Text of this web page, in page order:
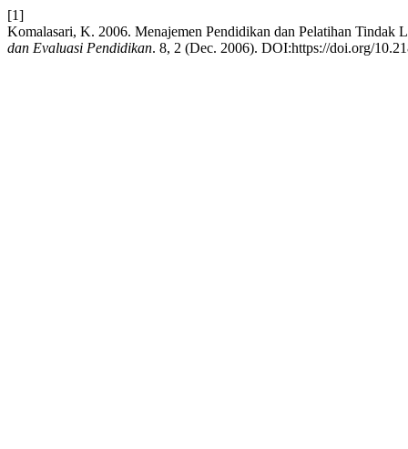
[1]
Komalasari, K. 2006. Menajemen Pendidikan dan Pelatihan
dan Evaluasi Pendidikan. 8, 2 (Dec. 2006). DOI:https://doi.org/